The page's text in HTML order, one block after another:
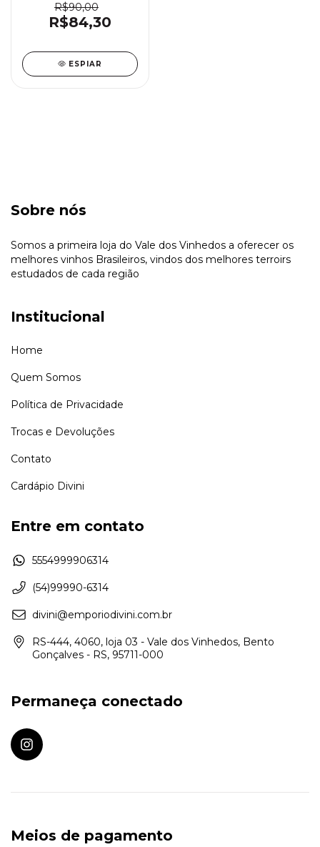
R$90,00
R$84,30
ESPIAR
Sobre nós
Somos a primeira loja do Vale dos Vinhedos a oferecer os
melhores vinhos Brasileiros, vindos dos melhores terroirs
estudados de cada região
Institucional
Home
Quem Somos
Política de Privacidade
Trocas e Devoluções
Contato
Cardápio Divini
Entre em contato
5554999906314
(54)99990-6314
divini@emporiodivini.com.br
RS-444, 4060, loja 03 - Vale dos Vinhedos, Bento
Gonçalves - RS, 95711-000
Permaneça conectado
Meios de pagamento